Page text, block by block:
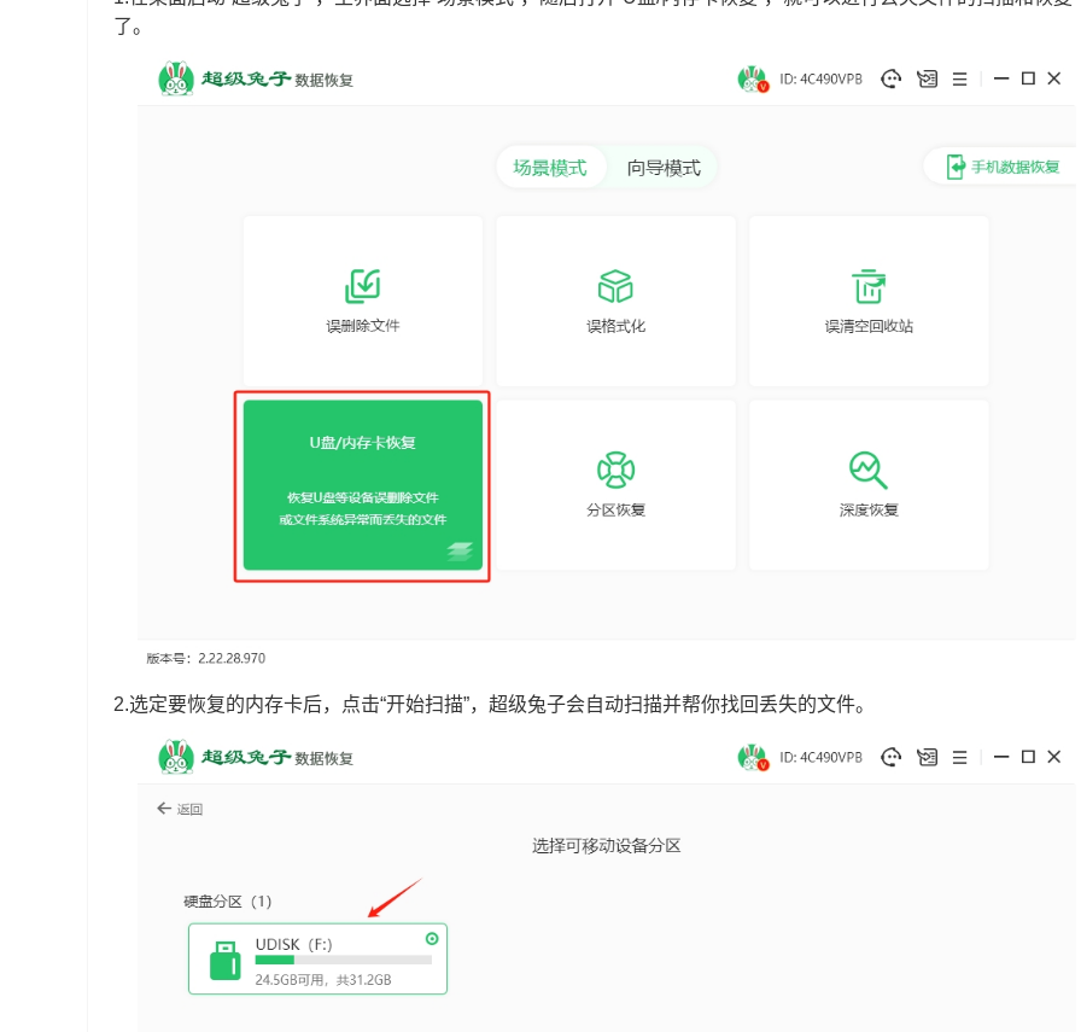
了。
2.选定要恢复的内存卡后，点击“开始扫描”，超级兔子会自动扫描并帮你找回丢失的文件。